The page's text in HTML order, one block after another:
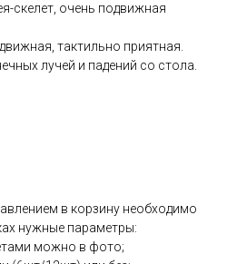
скелет, очень подвижная
тактильно приятная.
лучей и падений со стола.
в корзину необходимо
нужные параметры:
можно в фото;